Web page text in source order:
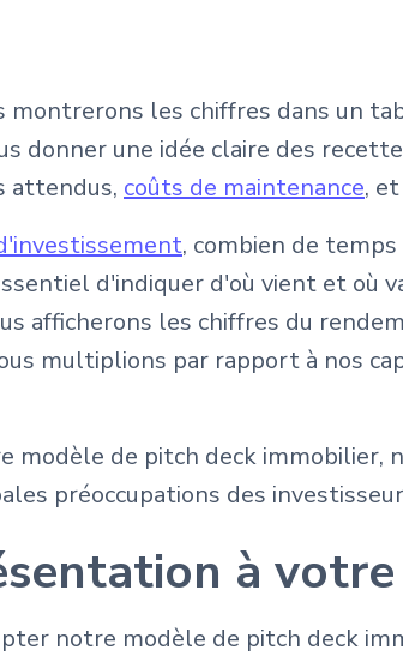
montrerons les chiffres dans un
donner une idée claire des
attendus, coûts de maintenance,
, combien de
d'indiquer d'où vient et
afficherons les chiffres du
multiplions par rapport à nos
modèle de pitch deck
préoccupations des
à
notre modèle de pitch deck